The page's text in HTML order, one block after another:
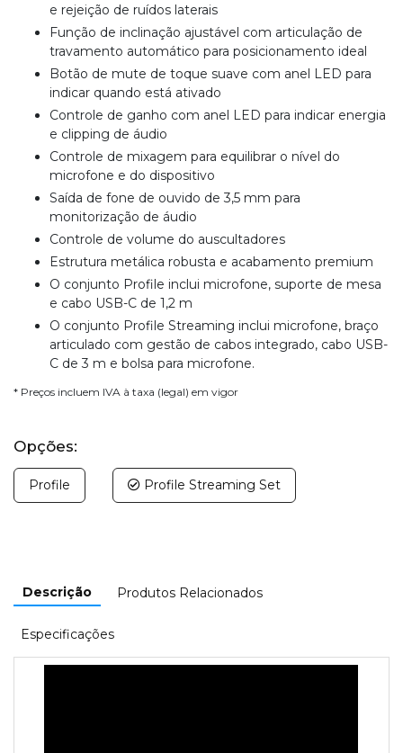
e rejeição de ruídos laterais
Função de inclinação ajustável com articulação de
travamento automático para posicionamento ideal
Botão de mute de toque suave com anel LED para
indicar quando está ativado
Controle de ganho com anel LED para indicar energia
e clipping de áudio
Controle de mixagem para equilibrar o nível do
microfone e do dispositivo
Saída de fone de ouvido de 3,5 mm para
monitorização de áudio
Controle de volume do auscultadores
Estrutura metálica robusta e acabamento premium
O conjunto Profile inclui microfone, suporte de mesa
e cabo USB-C de 1,2 m
O conjunto Profile Streaming inclui microfone, braço
articulado com gestão de cabos integrado, cabo USB-
C de 3 m e bolsa para microfone.
* Preços incluem IVA à taxa (legal) em vigor
Opções:
Profile Profile Streaming Set
Descrição Produtos Relacionados
Especificações